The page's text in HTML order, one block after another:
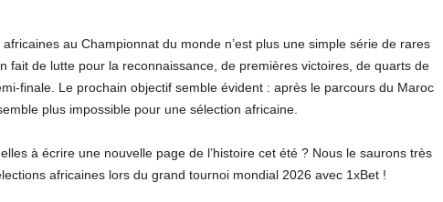
africaines au Championnat du monde n’est plus une simple série de rares
fait de lutte pour la reconnaissance, de premières victoires, de quarts de
finale. Le prochain objectif semble évident : après le parcours du Maroc
plus impossible pour une sélection africaine.
à écrire une nouvelle page de l’histoire cet été ? Nous le saurons très
africaines lors du grand tournoi mondial 2026 avec 1xBet !